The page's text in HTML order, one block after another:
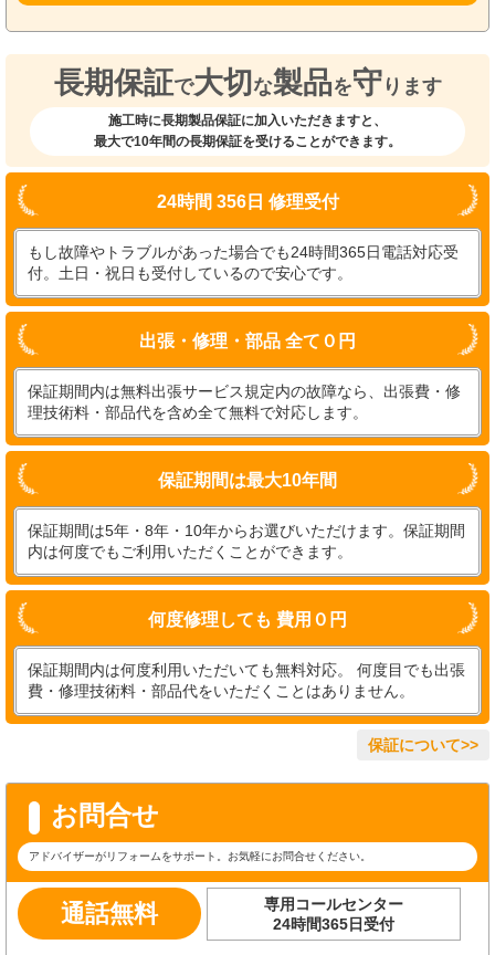
長期保証で大切 な製品を守 ります
施工時に長期製品保証に加入いただきますと、
最大で10年間の長期保証を受けることができます。
24時間 356日 修理受付
もし故障やトラブルがあった場合でも24時間365日電話対応受
付。土日・祝日も受付しているので安心です。
出張・修理・部品 全て０円
保証期間内は無料出張サービス規定内の故障なら、出張費・修
理技術料・部品代を含め全て無料で対応します。
保証期間は最大10年間
保証期間は5年・8年・10年からお選びいただけます。保証期間
内は何度でもご利用いただくことができます。
何度修理しても 費用０円
保証期間内は何度利用いただいても無料対応。 何度目でも出張
費・修理技術料・部品代をいただくことはありません。
保証について>>
お問合せ
アドバイザーがリフォームをサポート。お気軽にお問合せください。
通話無料
専用コールセンター
24時間365日受付